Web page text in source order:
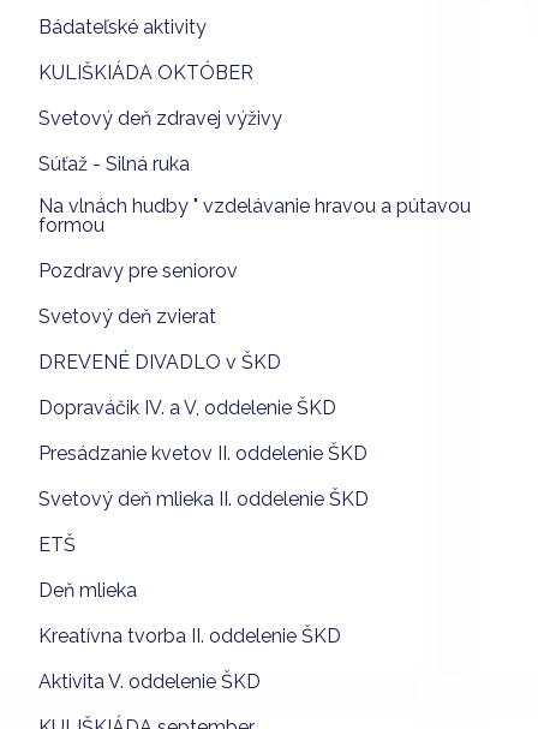
Bádateľské aktivity
KULIŠKIÁDA OKTÓBER
Svetový deň zdravej výživy
Súťaž - Silná ruka
Na vlnách hudby " vzdelávanie hravou a pútavou
formou
Pozdravy pre seniorov
Svetový deň zvierat
DREVENÉ DIVADLO v ŠKD
Dopraváčik IV. a V, oddelenie ŠKD
Presádzanie kvetov II. oddelenie ŠKD
Svetový deň mlieka II. oddelenie ŠKD
ETŠ
Deň mlieka
Kreatívna tvorba II. oddelenie ŠKD
Aktivita V. oddelenie ŠKD